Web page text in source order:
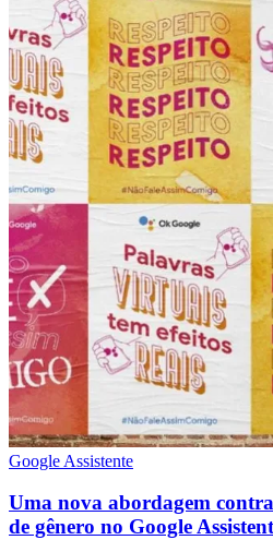
Google Assistente
Uma nova abordagem
de gênero no Google